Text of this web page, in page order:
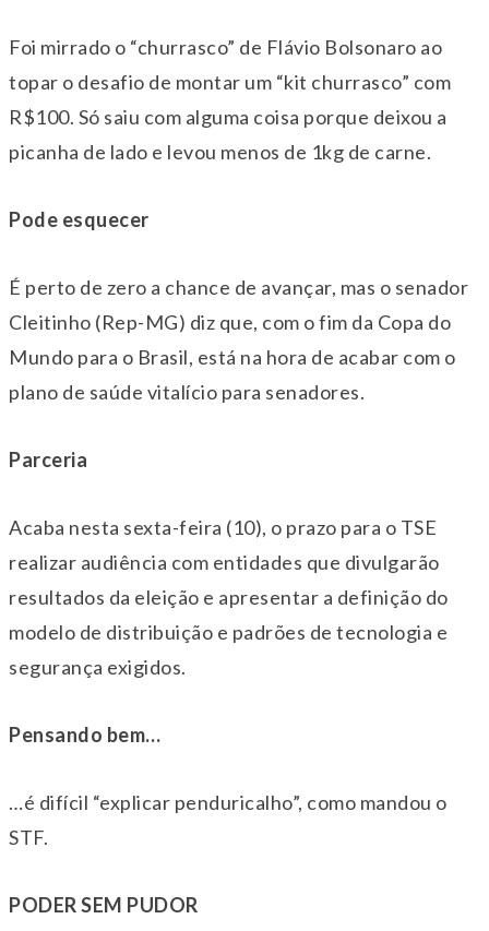
Foi mirrado o “churrasco” de Flávio Bolsonaro ao
topar o desafio de montar um “kit churrasco” com
R$100. Só saiu com alguma coisa porque deixou a
picanha de lado e levou menos de 1kg de carne.
Pode esquecer
É perto de zero a chance de avançar, mas o senador
Cleitinho (Rep-MG) diz que, com o fim da Copa do
Mundo para o Brasil, está na hora de acabar com o
plano de saúde vitalício para senadores.
Parceria
Acaba nesta sexta-feira (10), o prazo para o TSE
realizar audiência com entidades que divulgarão
resultados da eleição e apresentar a definição do
modelo de distribuição e padrões de tecnologia e
segurança exigidos.
Pensando bem…
…é difícil “explicar penduricalho”, como mandou o
STF.
PODER SEM PUDOR